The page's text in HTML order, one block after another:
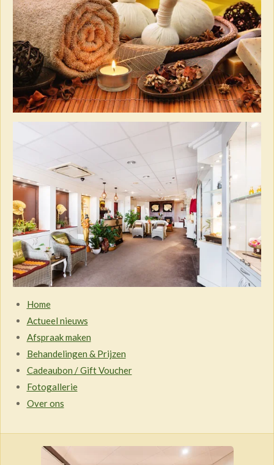
Home
Actueel nieuws
Afspraak maken
Behandelingen & Prijzen
Cadeaubon / Gift Voucher
Fotogallerie
Over ons